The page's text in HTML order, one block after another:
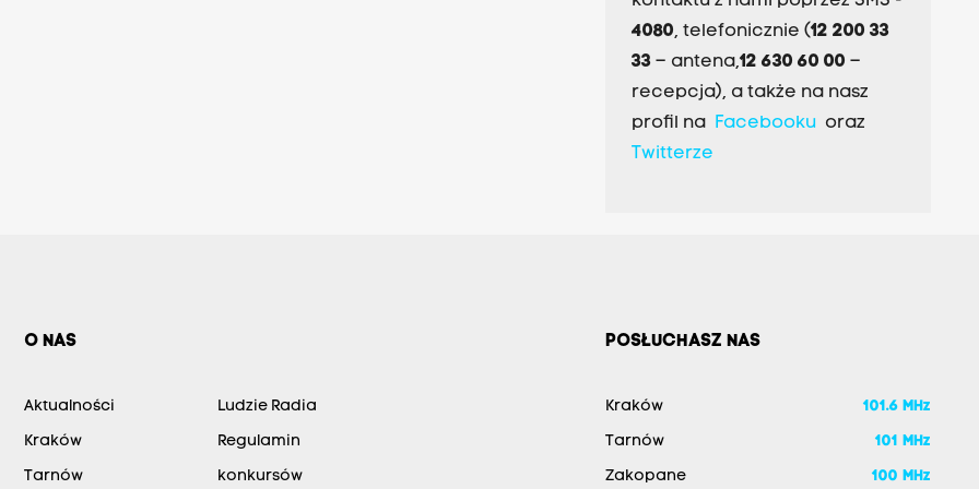
4080, telefonicznie (12 200 33
33– antena,12 630 60 00 –
recepcja), a także na nasz
profil na Facebookuoraz
Twitterze
O NAS
Aktualności
Kraków
Tarnów
Ludzie Radia
Regulamin
konkursów
POSŁUCHASZ NAS
Kraków 101.6 MHz
Tarnów 101 MHz
Zakopane 100 MHz